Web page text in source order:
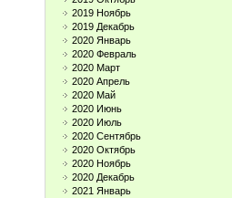
2019 Ноябрь
2019 Декабрь
2020 Январь
2020 Февраль
2020 Март
2020 Апрель
2020 Май
2020 Июнь
2020 Июль
2020 Сентябрь
2020 Октябрь
2020 Ноябрь
2020 Декабрь
2021 Январь